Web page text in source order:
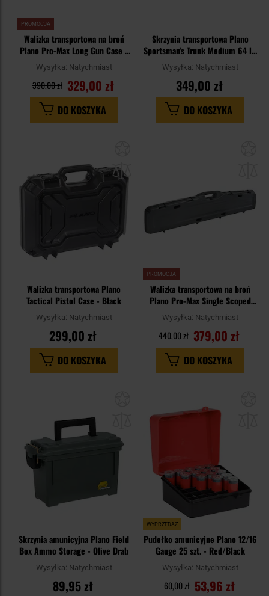
PROMOCJA
Walizka transportowa na broń
Plano Pro-Max Long Gun Case -
Black
Wysyłka: Natychmiast
329,00 zł
390,00 zł
DO KOSZYKA
Skrzynia transportowa Plano
Sportsman's Trunk Medium 64 l -
OD Green
Wysyłka: Natychmiast
349,00 zł
DO KOSZYKA
Walizka transportowa Plano
Tactical Pistol Case - Black
Wysyłka: Natychmiast
299,00 zł
DO KOSZYKA
PROMOCJA
Walizka transportowa na broń
Plano Pro-Max Single Scoped
Rifle Case - Black
Wysyłka: Natychmiast
379,00 zł
440,00 zł
DO KOSZYKA
schowka
Skrzynia amunicyjna Plano Field
Box Ammo Storage - Olive Drab
Wysyłka: Natychmiast
89,95 zł
WYPRZEDAŻ
Pudełko amunicyjne Plano 12/16
Gauge 25 szt. - Red/Black
Wysyłka: Natychmiast
53,96 zł
60,00 zł